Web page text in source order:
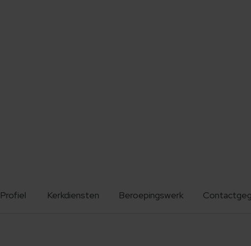
Profiel Kerkdiensten Beroepingswerk